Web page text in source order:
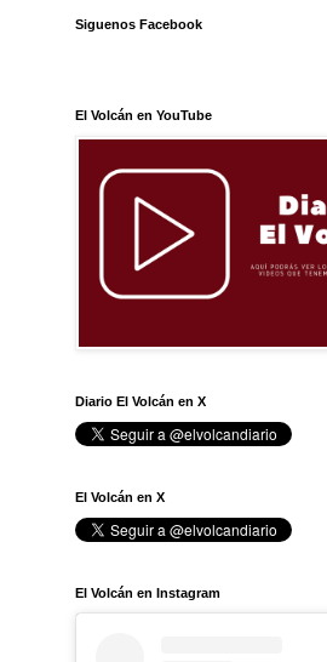
Siguenos Facebook
El Volcán en YouTube
Diario El Volcán en X
El Volcán en X
El Volcán en Instagram